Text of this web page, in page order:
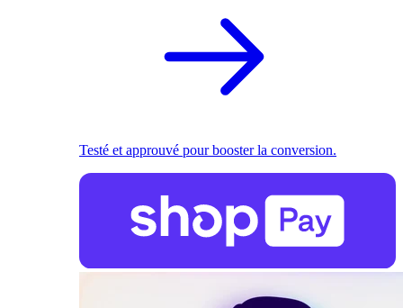
Testé et approuvé pour booster la conversion.